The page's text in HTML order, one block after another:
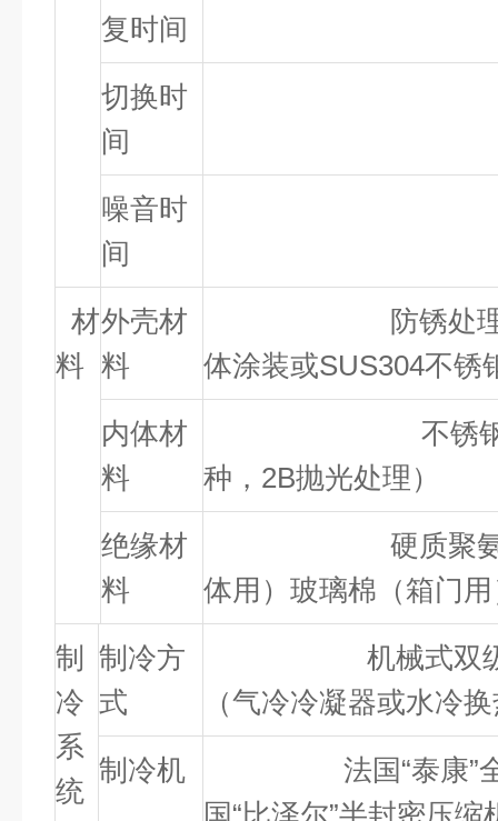
复时间
切换时
间
噪音时
间
材
料
外壳材
料
防锈处理冷轧
体涂装或SUS304不锈
内体材
料
不锈钢板（
种，2B抛光处理）
绝缘材
料
硬质聚氨酯泡
体用）玻璃棉（箱门
制
冷
系
统
制冷方
式
机械式双级压
（气冷冷凝器或水冷
制冷机
法国“泰康”全密
国“比泽尔”半封密压缩